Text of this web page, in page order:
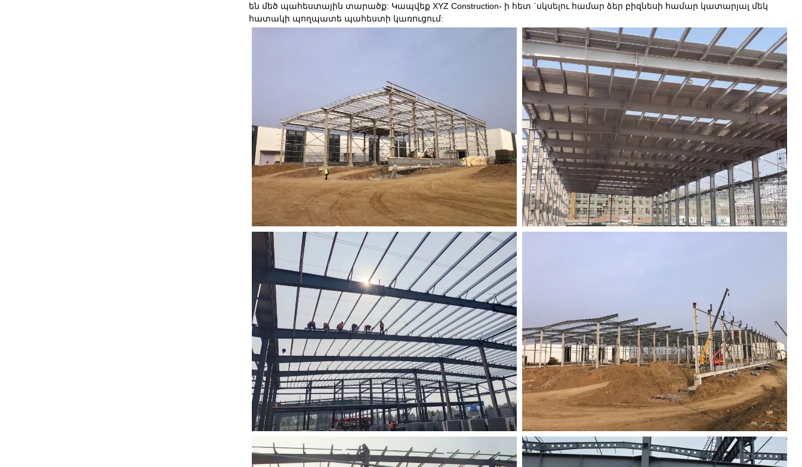
են մեծ պահեստային տարածք: Կապվեք XYZ Construction- ի հետ `սկսելու համար ձեր բիզնեսի համար կատարյալ մեկ
հատակի պողպատե պահեստի կառուցում: